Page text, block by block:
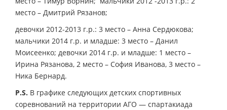
место – Дмитрий Рязанов;
девочки 2012-2013 г.р.: 3 место – Анна Сердюкова;
мальчики 2014 г.р. и младше: 3 место – Данил
Моисеенко; девочки 2014 г.р. и младше: 1 место –
Ирина Рязанова, 2 место – София Иванова, 3 место –
Ника Бернард.
P.S. В графике следующих детских спортивных
соревнований на территории АГО — спартакиада